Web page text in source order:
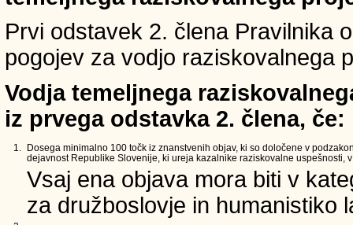
Prvi odstavek 2. člena Pravilnika
pogojev za vodjo raziskovalnega
Vodja temeljnega
iz prvega odstavka 2. člena, če:
1.
Dosega minimalno 100 točk iz znanstvenih objav, ki so določene v
dejavnost Republike Slovenije, ki ureja kazalnike raziskovalne uspešnosti,
Vsaj ena objava mora biti v
za družboslovje in humanistiko